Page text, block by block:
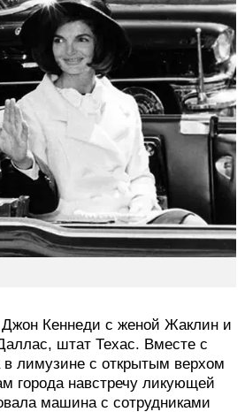
Джон Кеннеди с женой Жаклин и
штат Техас. Вместе с
в лимузине с открытым верхом
города навстречу ликующей
машина с сотрудниками